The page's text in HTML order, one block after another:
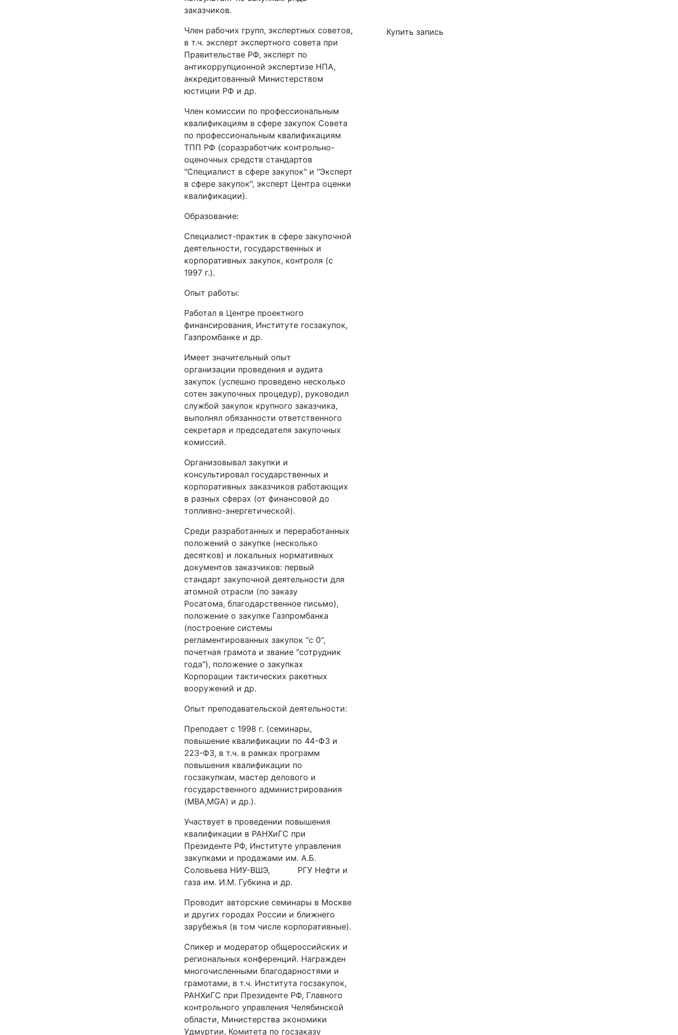
заказчиков.
Член рабочих групп, экспертных советов,
в т.ч. эксперт экспертного совета при
Правительстве РФ, эксперт по
антикоррупционной экспертизе НПА,
аккредитованный Министерством
юстиции РФ и др.
Член комиссии по профессиональным
квалификациям в сфере закупок Совета
по профессиональным квалификациям
ТПП РФ (соразработчик контрольно-
оценочных средств стандартов
"Специалист в сфере закупок" и "Эксперт
в сфере закупок", эксперт Центра оценки
квалификации).
Образование:
Специалист-практик в сфере закупочной
деятельности, государственных и
корпоративных закупок, контроля (с
1997 г.).
Опыт работы:
Работал в Центре проектного
финансирования, Институте госзакупок,
Газпромбанке и др.
Имеет значительный опыт
организации проведения и аудита
закупок (успешно проведено несколько
сотен закупочных процедур), руководил
службой закупок крупного заказчика,
выполнял обязанности ответственного
секретаря и председателя закупочных
комиссий.
Организовывал закупки и
консультировал государственных и
корпоративных заказчиков работающих
в разных сферах (от финансовой до
топливно-энергетической).
Среди разработанных и переработанных
положений о закупке (несколько
десятков) и локальных нормативных
документов заказчиков: первый
стандарт закупочной деятельности для
атомной отрасли (по заказу
Росатома, благодарственное письмо),
положение о закупке Газпромбанка
(построение системы
регламентированных закупок "с 0",
почетная грамота и звание "сотрудник
года"), положение о закупках
Корпорации тактических ракетных
вооружений и др.
Опыт преподавательской деятельности:
Преподает с 1998 г. (семинары,
повышение квалификации по 44-ФЗ и
223-ФЗ, в т.ч. в рамках программ
повышения квалификации по
госзакупкам, мастер делового и
государственного администрирования
(MBA,MGA) и др.).
Участвует в проведении повышения
квалификации в РАНХиГС при
Президенте РФ, Институте управления
закупками и продажами им. А.Б.
Соловьева НИУ-ВШЭ, РГУ Нефти и
газа им. И.М. Губкина и др.
Проводит авторские семинары в Москве
и других городах России и ближнего
зарубежья (в том числе корпоративные).
Спикер и модератор общероссийских и
региональных конференций. Награжден
многочисленными благодарностями и
грамотами, в т.ч. Института госзакупок,
РАНХиГС при Президенте РФ, Главного
контрольного управления Челябинской
области, Министерства экономики
Удмуртии, Комитета по госзаказу
Купить запись